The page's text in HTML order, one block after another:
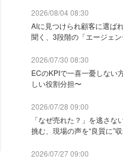
2026/08/04 08:30
AIに見つけられ顧客に選ば
聞く、3段階の「エージェ
2026/07/30 08:30
ECのKPIで一喜一憂しない
しい役割分担〜
2026/07/28 09:00
「なぜ売れた？」を逃さ
挑む、現場の声を“良質に”
2026/07/27 09:00